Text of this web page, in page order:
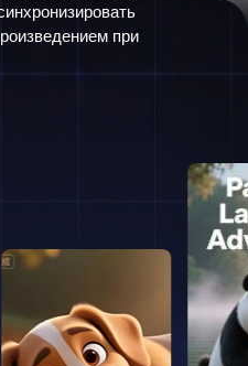
при